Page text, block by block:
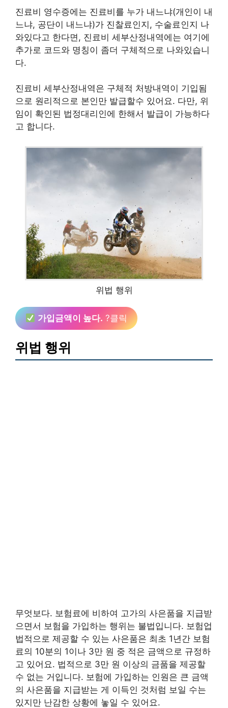
진료비 영수증에는 진료비를 누가 내느냐(개인이 내
느냐, 공단이 내느냐)가 진찰료인지, 수술료인지 나
와있다고 한다면, 진료비 세부산정내역에는 여기에
추가로 코드와 명칭이 좀더 구체적으로 나와있습니
다.
진료비 세부산정내역은 구체적 처방내역이 기입됨
으로 원리적으로 본인만 발급할수 있어요. 다만, 위
임이 확인된 법정대리인에 한해서 발급이 가능하다
고 합니다.
위법 행위
가입금액이 높다. ?클릭
위법 행위
무엇보다. 보험료에 비하여 고가의 사은품을 지급받
으면서 보험을 가입하는 행위는 불법입니다. 보험업
법적으로 제공할 수 있는 사은품은 최초 1년간 보험
료의 10분의 1이나 3만 원 중 적은 금액으로 규정하
고 있어요. 법적으로 3만 원 이상의 금품을 제공할
수 없는 거입니다. 보험에 가입하는 인원은 큰 금액
의 사은품을 지급받는 게 이득인 것처럼 보일 수는
있지만 난감한 상황에 놓일 수 있어요.